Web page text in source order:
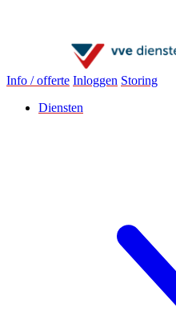
Info / offerte Inloggen Storing
Diensten